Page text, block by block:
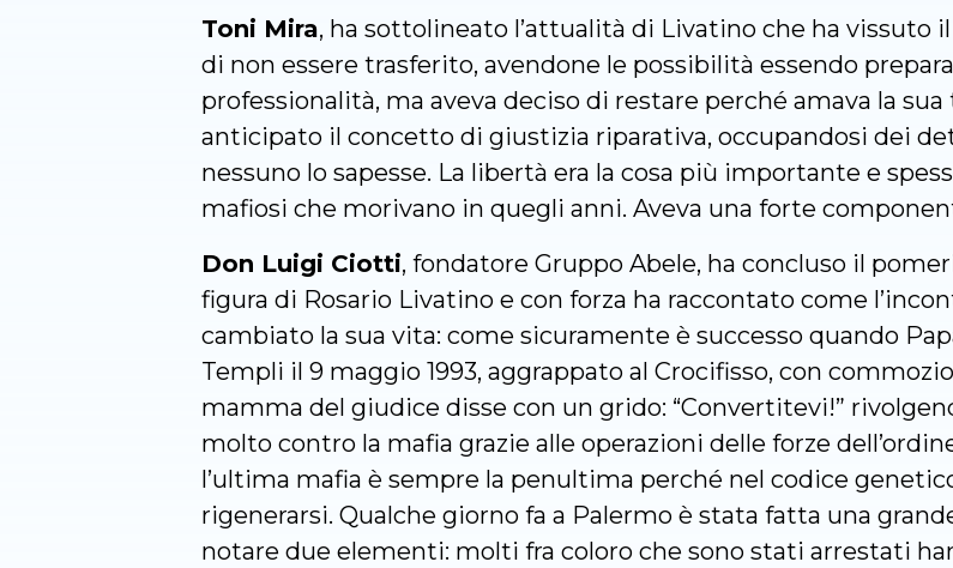
Toni Mira, ha sottolineato l’attualità di Livatino che ha vissuto
di non essere trasferito, avendone le possibilità essendo
professionalità, ma aveva deciso di restare perché amava la
anticipato il concetto di giustizia riparativa, occupandosi dei
nessuno lo sapesse. La libertà era la cosa più importante e
mafiosi che morivano in quegli anni. Aveva una forte
Don Luigi Ciotti, fondatore Gruppo Abele, ha concluso il
figura di Rosario Livatino e con forza ha raccontato come
cambiato la sua vita: come sicuramente è successo quando
Templi il 9 maggio 1993, aggrappato al Crocifisso, con
mamma del giudice disse con un grido: “Convertitevi!”
molto contro la mafia grazie alle operazioni delle forze
l’ultima mafia è sempre la penultima perché nel codice
rigenerarsi. Qualche giorno fa a Palermo è stata fatta una
notare due elementi: molti fra coloro che sono stati arrestati